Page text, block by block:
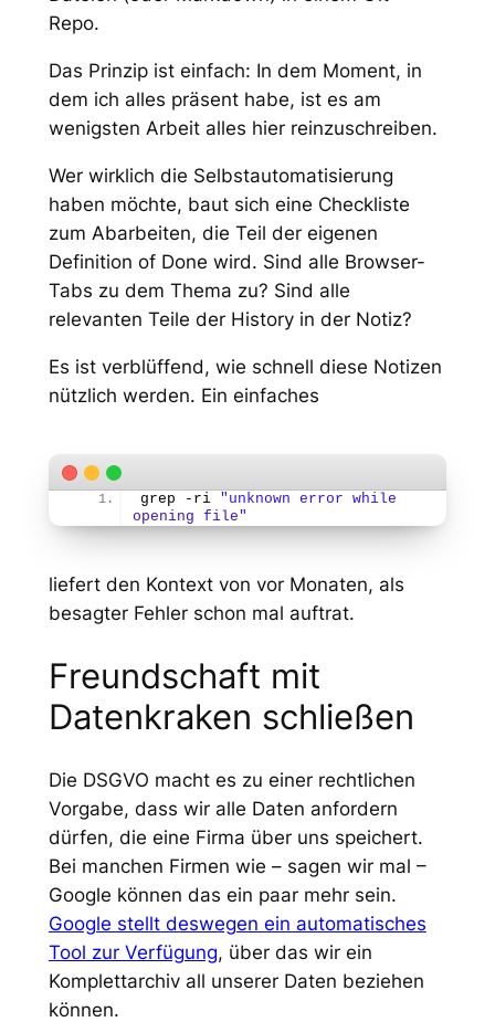
Repo.
Das Prinzip ist einfach: In dem Moment, in
dem ich alles präsent habe, ist es am
wenigsten Arbeit alles hier reinzuschreiben.
Wer wirklich die Selbstautomatisierung
haben möchte, baut sich eine Checkliste
zum Abarbeiten, die Teil der eigenen
Definition of Done wird. Sind alle Browser-
Tabs zu dem Thema zu? Sind alle
relevanten Teile der History in der Notiz?
Es ist verblüffend, wie schnell diese Notizen
nützlich werden. Ein einfaches
grep -ri "unknown error while
opening file"
liefert den Kontext von vor Monaten, als
besagter Fehler schon mal auftrat.
Freundschaft mit
Datenkraken schließen
Die DSGVO macht es zu einer rechtlichen
Vorgabe, dass wir alle Daten anfordern
dürfen, die eine Firma über uns speichert.
Bei manchen Firmen wie – sagen wir mal –
Google können das ein paar mehr sein.
Google stellt deswegen ein automatisches
Tool zur Verfügung, über das wir ein
Komplettarchiv all unserer Daten beziehen
können.